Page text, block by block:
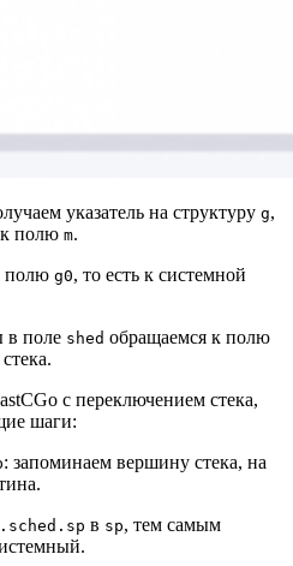
указатель на структуру g,
к полю m.
полю g0, то есть к системной
в поле shed обращаемся к полю
с переключением стека,
шаги:
: запоминаем вершину стека, на
в sp, тем самым